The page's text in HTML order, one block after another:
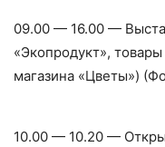
09.00 — 16.00 —
«Экопродукт»,
магазина «Цветы»)
10.00 — 10.20 —